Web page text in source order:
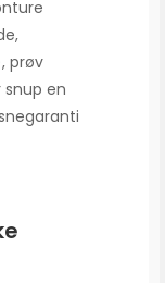
prøv
snup en